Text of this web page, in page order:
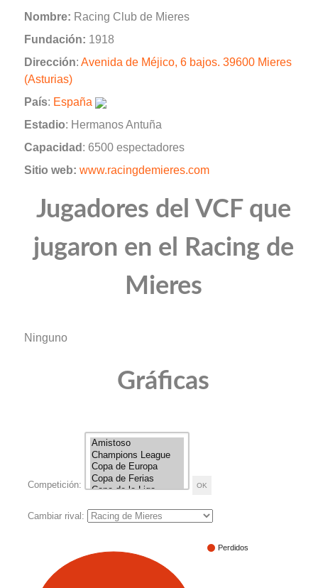
Nombre: Racing Club de Mieres
Fundación: 1918
Dirección: Avenida de Méjico, 6 bajos. 39600 Mieres
(Asturias)
País: España
Estadio: Hermanos Antuña
Capacidad : 6500 espectadores
Sitio web: www.racingdemieres.com
Jugadores del VCF que
jugaron en el Racing de
Mieres
Ninguno
Gráficas
Competición:
Cambiar rival:
Perdidos